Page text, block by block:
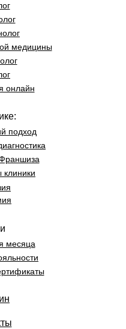
медицины
онлайн
подход
месяца